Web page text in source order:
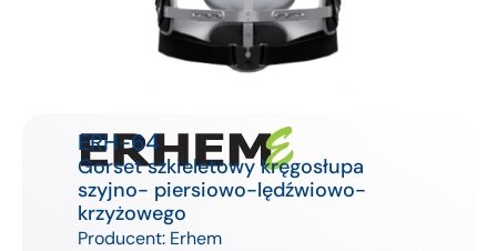
ERH-64
Gorset szkieletowy kręgosłupa
szyjno- piersiowo-lędźwiowo-
krzyżowego
Producent: Erhem